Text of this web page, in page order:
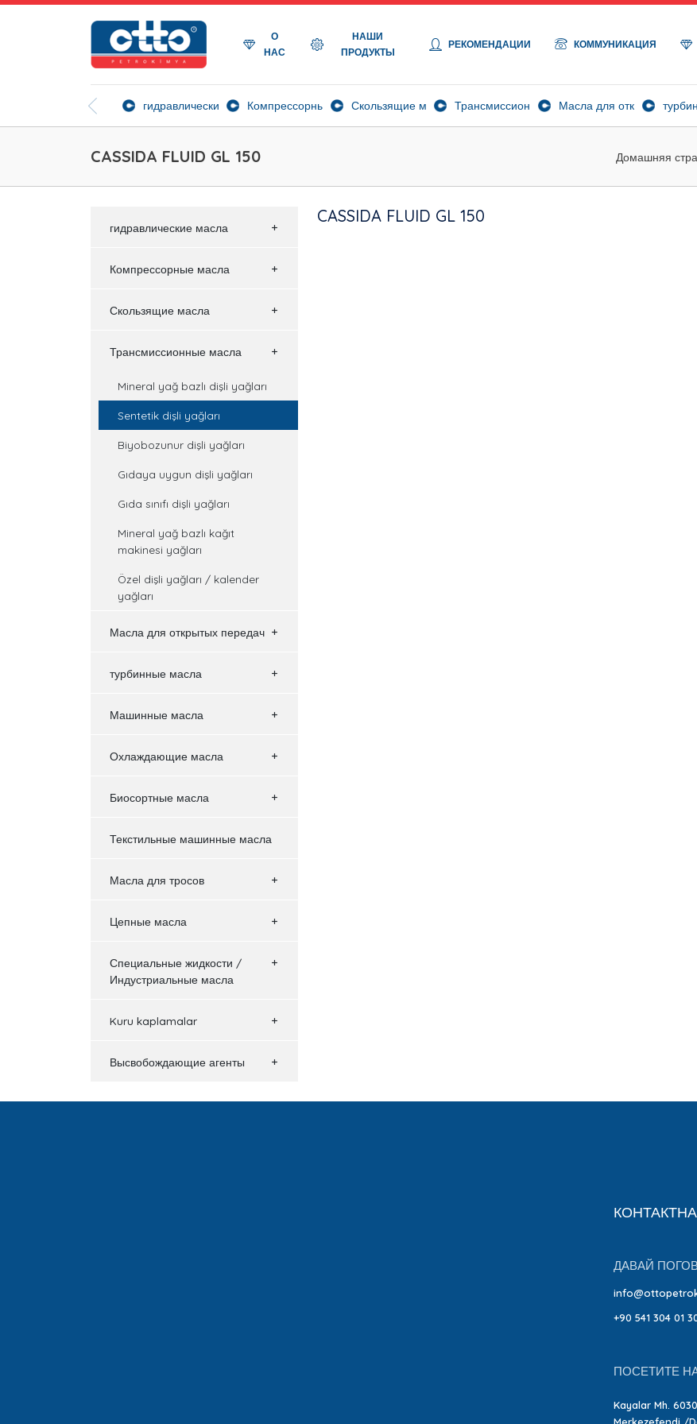
О
НАС
НАШИ
ПРОДУКТЫ
РЕКОМЕНДАЦИИ КОММУНИКАЦИЯ
гидравлические маслаКомпрессорные маслаСкользящие масла Трансмиссионные маслаМасла для открытых
CASSIDA FLUID GL 150 Домашняя
гидравлические масла
Компрессорные масла
Скользящие масла
Трансмиссионные масла
Mineral yağ bazlı dişli yağları
Sentetik dişli yağları
Biyobozunur dişli yağları
Gıdaya uygun dişli yağları
Gıda sınıfı dişli yağları
Mineral yağ bazlı kağıt
makinesi yağları
Özel dişli yağları / kalender
yağları
Масла для открытых передач
турбинные масла
Машинные масла
Охлаждающие масла
Биосортные масла
Текстильные машинные масла
Масла для тросов
Цепные масла
Специальные жидкости /
Индустриальные масла
Kuru kaplamalar
Высвобождающие агенты
CASSIDA FLUID GL 150
ДАВАЙ
+90 541 304 01
ПОСЕТИТЕ
Kayalar Mh.